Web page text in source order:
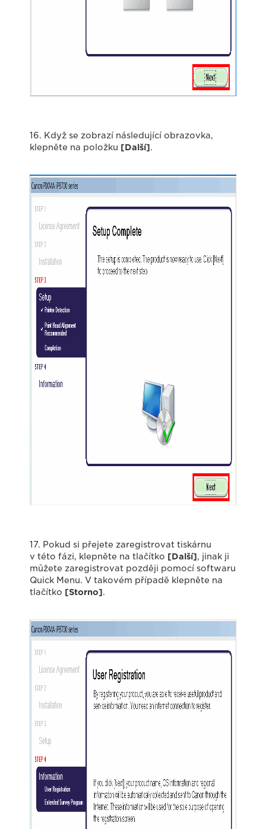
16. Když se zobrazí následující obrazovka,
klepněte na položku [Další].
17. Pokud si přejete zaregistrovat tiskárnu
v této fázi, klepněte na tlačítko [Další], jinak ji
můžete zaregistrovat později pomocí softwaru
Quick Menu. V takovém případě klepněte na
tlačítko [Storno].